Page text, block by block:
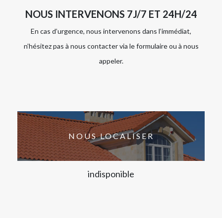
NOUS INTERVENONS 7J/7 ET 24H/24
En cas d’urgence, nous intervenons dans l’immédiat,
n’hésitez pas à nous contacter via le formulaire ou à nous
appeler.
NOUS LOCALISER
indisponible